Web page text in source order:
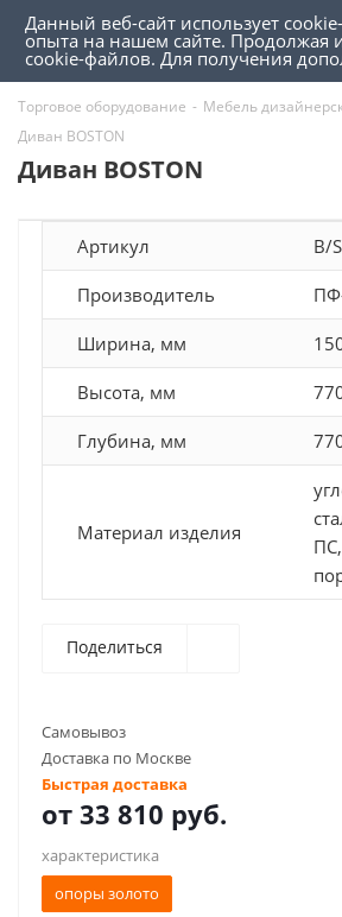
Торговое оборудование - Мебель
Диван BOSTON
Диван BOSTON
Артикул B/
Производитель
Ширина, мм
Высота, мм
Глубина, мм
Материал изделия
Поделиться
Самовывоз
Доставка по Москве
Быстрая доставка
от 33 810 руб.
характеристика
опоры золото
Данный веб-сайт использует
опыта на нашем сайте. Продолжая
cookie-файлов. Для получения